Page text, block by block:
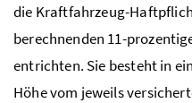
die Kraftfahrzeug-
berechnenden 11-
entrichten. Sie besteht in
Höhe vom jeweils